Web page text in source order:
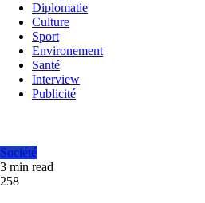
Diplomatie
Culture
Sport
Environement
Santé
Interview
Publicité
Société
3 min read
258